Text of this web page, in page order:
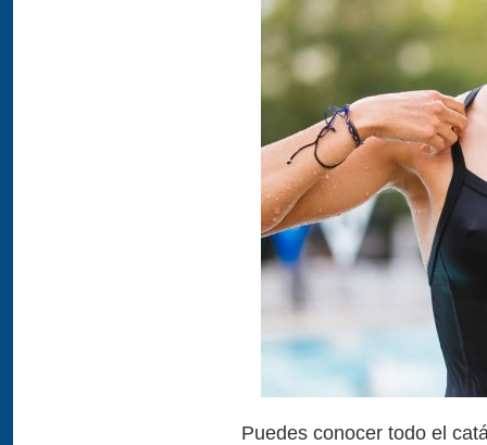
Puedes conocer todo el